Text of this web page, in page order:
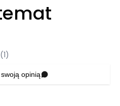
(1)
opinią